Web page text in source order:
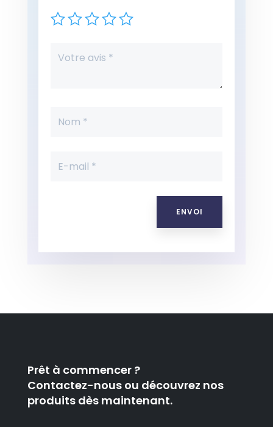
ENVOI
Prêt à commencer ?
Contactez-nous ou découvrez nos
produits dès maintenant.